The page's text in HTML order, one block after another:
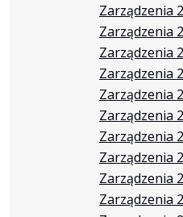
Zarządzenia
Zarządzenia
Zarządzenia
Zarządzenia
Zarządzenia
Zarządzenia
Zarządzenia
Zarządzenia
Zarządzenia
Zarządzenia